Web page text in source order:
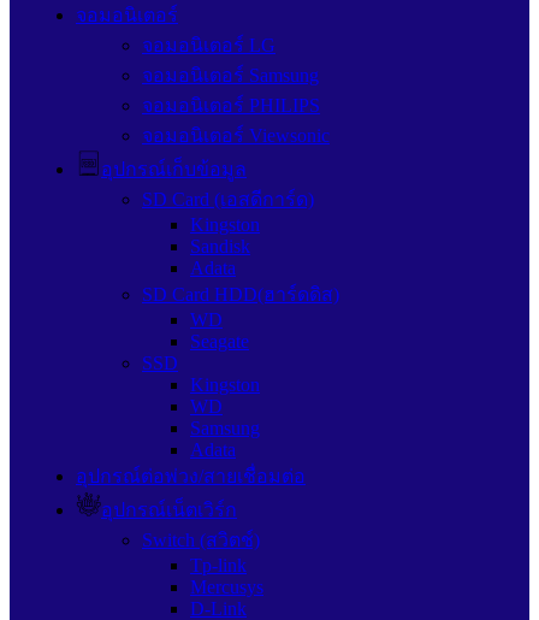
จอมอนิเตอร์
จอมอนิเตอร์ LG
จอมอนิเตอร์ Samsung
จอมอนิเตอร์ PHILIPS
จอมอนิเตอร์ Viewsonic
อุปกรณ์เก็บข้อมูล
SD Card (เอสดีการ์ด)
Kingston
Sandisk
Adata
SD Card HDD(ฮาร์ดดิส)
WD
Seagate
SSD
Kingston
WD
Samsung
Adata
อุปกรณ์ต่อพ่วง/สายเชื่อมต่อ
อุปกรณ์เน็ตเวิร์ก
Switch (สวิตช์)
Tp-link
Mercusys
D-Link